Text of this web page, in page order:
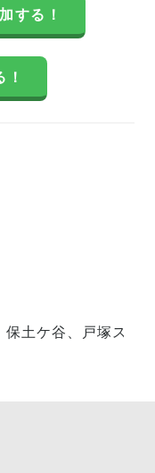
する！
土ケ谷、戸塚スポ